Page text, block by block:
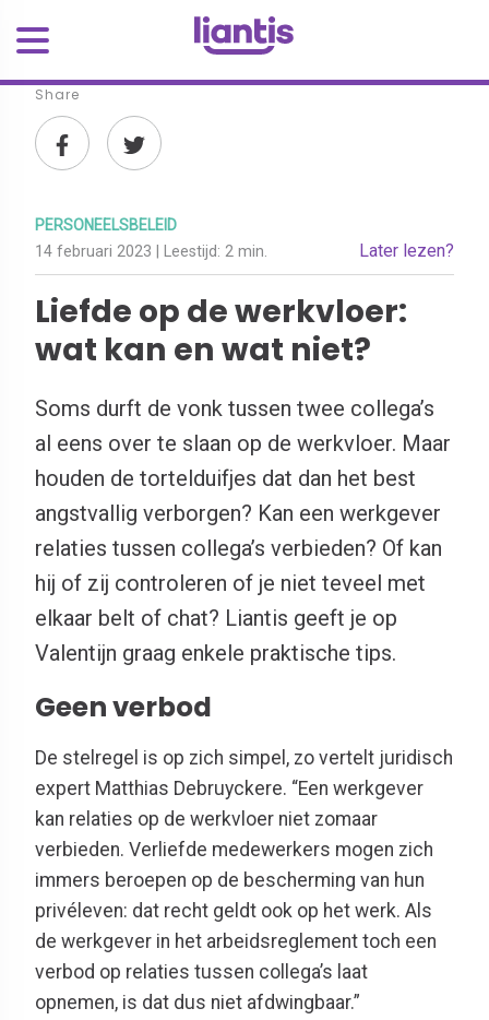
Share
PERSONEELSBELEID
14 februari 2023 | Leestijd: 2 min. Later lezen?
Liefde op de werkvloer:
wat kan en wat niet?
Soms durft de vonk tussen twee collega’s
al eens over te slaan op de werkvloer. Maar
houden de tortelduifjes dat dan het best
angstvallig verborgen? Kan een werkgever
relaties tussen collega’s verbieden? Of kan
hij of zij controleren of je niet teveel met
elkaar belt of chat? Liantis geeft je op
Valentijn graag enkele praktische tips.
Geen verbod
De stelregel is op zich simpel, zo vertelt juridisch
expert Matthias Debruyckere. “Een werkgever
kan relaties op de werkvloer niet zomaar
verbieden. Verliefde medewerkers mogen zich
immers beroepen op de bescherming van hun
privéleven: dat recht geldt ook op het werk. Als
de werkgever in het arbeidsreglement toch een
verbod op relaties tussen collega’s laat
opnemen, is dat dus niet afdwingbaar.”